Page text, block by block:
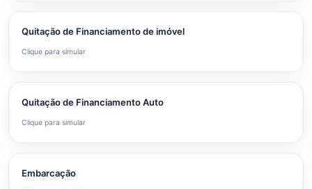
Quitação de Financiamento de imóvel
Clique para simular
Quitação de Financiamento Auto
Clique para simular
Embarcação